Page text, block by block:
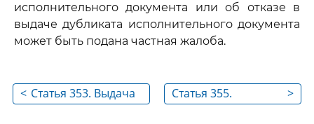
исполнительного документа или об отказе в
выдаче дубликата исполнительного документа
может быть подана частная жалоба.
< Статья 353. Выдача
>
Статья 355.